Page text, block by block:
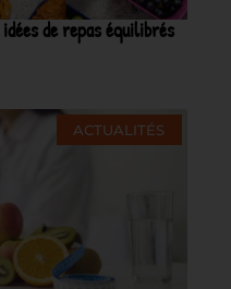
de repas équilibrés
ACTUALITÉS